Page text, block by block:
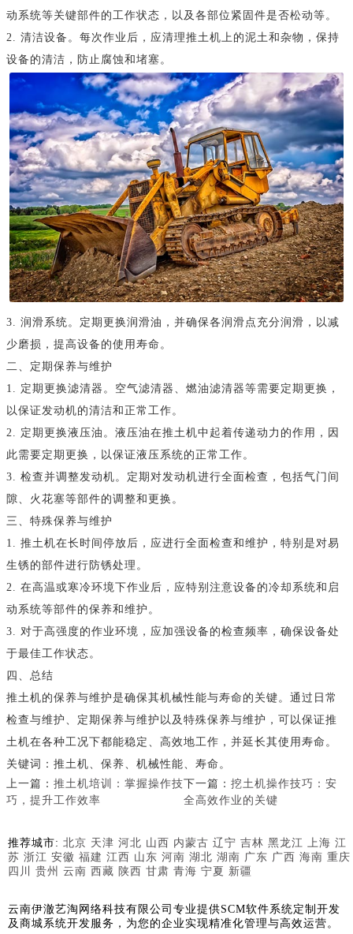
动系统等关键部件的工作状态，以及各部位紧固件是否松动等。
2. 清洁设备。每次作业后，应清理推土机上的泥土和杂物，保持
设备的清洁，防止腐蚀和堵塞。
3. 润滑系统。定期更换润滑油，并确保各润滑点充分润滑，以减
少磨损，提高设备的使用寿命。
二、定期保养与维护
1. 定期更换滤清器。空气滤清器、燃油滤清器等需要定期更换，
以保证发动机的清洁和正常工作。
2. 定期更换液压油。液压油在推土机中起着传递动力的作用，因
此需要定期更换，以保证液压系统的正常工作。
3. 检查并调整发动机。定期对发动机进行全面检查，包括气门间
隙、火花塞等部件的调整和更换。
三、特殊保养与维护
1. 推土机在长时间停放后，应进行全面检查和维护，特别是对易
生锈的部件进行防锈处理。
2. 在高温或寒冷环境下作业后，应特别注意设备的冷却系统和启
动系统等部件的保养和维护。
3. 对于高强度的作业环境，应加强设备的检查频率，确保设备处
于最佳工作状态。
四、总结
推土机的保养与维护是确保其机械性能与寿命的关键。通过日常
检查与维护、定期保养与维护以及特殊保养与维护，可以保证推
土机在各种工况下都能稳定、高效地工作，并延长其使用寿命。
关键词：推土机、保养、机械性能、寿命。
上一篇： 推土机培训：掌握操作技
巧，提升工作效率
下一篇： 挖土机操作技巧：安
全高效作业的关键
推荐城市: 北京 天津 河北 山西 内蒙古 辽宁 吉林 黑龙江 上海 江
苏 浙江 安徽 福建 江西 山东 河南 湖北 湖南 广东 广西 海南 重庆
四川
贵州 云南 西藏 陕西 甘肃 青海 宁夏 新疆
云南伊澈艺淘网络科技有限公司专业提供SCM软件系统定制开发
及商城系统开发服务，为您的企业实现精准化管理与高效运营。